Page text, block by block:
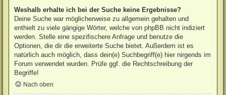
Weshalb erhalte ich bei der Suche keine Ergebnisse?
Deine Suche war möglicherweise zu allgemein gehalten und
enthielt zu viele gängige Wörter, welche von phpBB nicht indiziert
werden. Stelle eine spezifischere Anfrage und benutze die
Optionen, die dir die erweiterte Suche bietet. Außerdem ist es
natürlich auch möglich, dass dein(e) Suchbegriff(e) hier nirgends im
Forum verwendet wurden. Prüfe ggf. die Rechtschreibung der
Begriffe!
Nach oben